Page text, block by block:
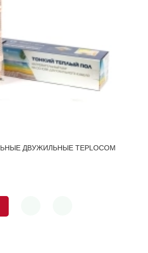
ДВУЖИЛЬНЫЕ TEPLOCOM